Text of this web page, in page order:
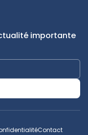
importante
Contact